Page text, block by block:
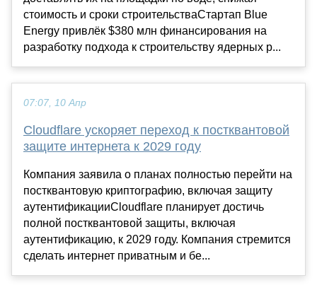
стоимость и сроки строительстваСтартап Blue
Energy привлёк $380 млн финансирования на
разработку подхода к строительству ядерных р...
07:07, 10 Апр
Cloudflare ускоряет переход к постквантовой
защите интернета к 2029 году
Компания заявила о планах полностью перейти на
постквантовую криптографию, включая защиту
аутентификацииCloudflare планирует достичь
полной постквантовой защиты, включая
аутентификацию, к 2029 году. Компания стремится
сделать интернет приватным и бе...